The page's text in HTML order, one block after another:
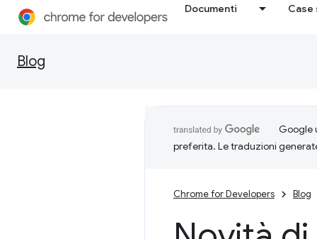
Documenti Case
Blog
Google
preferita. Le traduzioni
Chrome for Developers Blog